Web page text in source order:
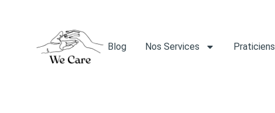
Blog Nos Services Praticiens